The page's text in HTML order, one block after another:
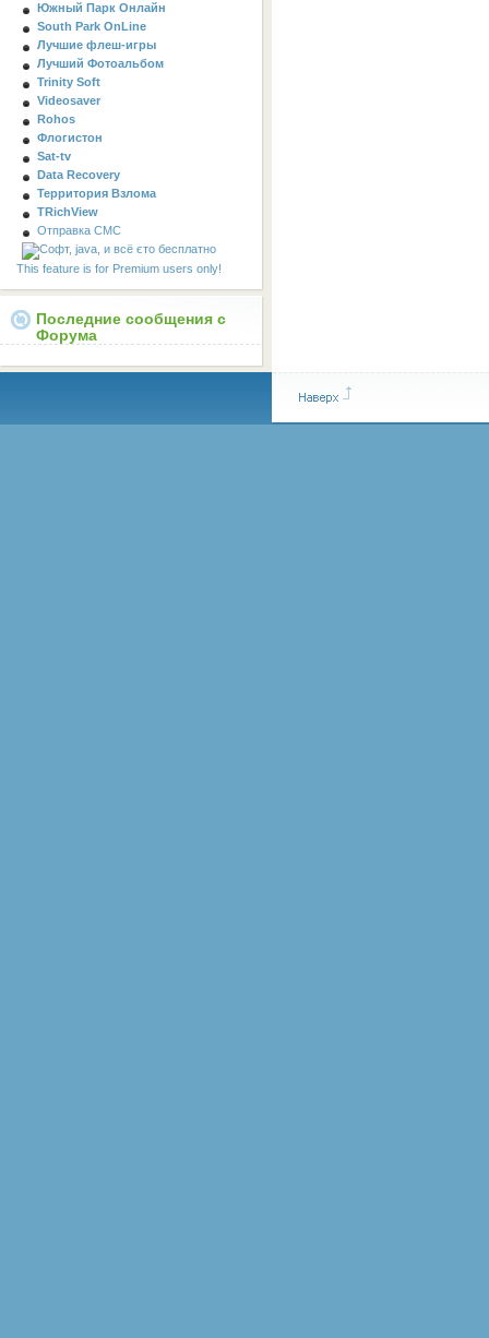
Южный Парк Онлайн
South Park OnLine
Лучшие флеш-игры
Лучший Фотоальбом
Trinity Soft
Videosaver
Rohos
Флогистон
Sat-tv
Data Recovery
Территория Взлома
TRichView
Отправка СМС
This feature is for Premium users only!
Последние сообщения с
Форума